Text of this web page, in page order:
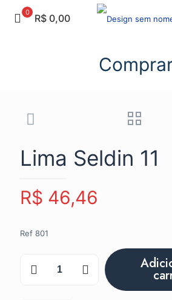
0 R$ 0,00
Lima Seldin 11
R$ 46,46
Ref 801